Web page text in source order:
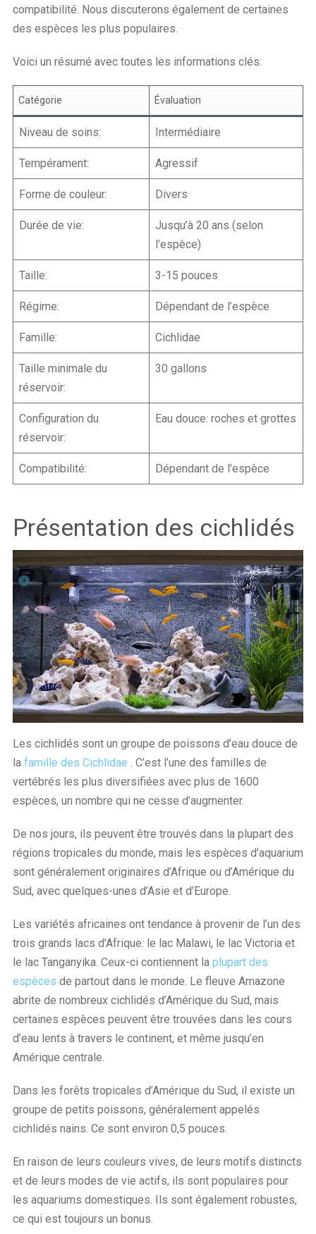
compatibilité. Nous discuterons également de certaines
des espèces les plus populaires.
Voici un résumé avec toutes les informations clés:
Catégorie Évaluation
Niveau de soins: Intermédiaire
Tempérament: Agressif
Forme de couleur: Divers
Durée de vie:
Jusqu’à 20 ans (selon
l’espèce)
Taille: 3-15 pouces
Régime: Dépendant de l’espèce
Famille: Cichlidae
Taille minimale du
réservoir:
30 gallons
Configuration du
réservoir:
Eau douce: roches et grottes
Compatibilité: Dépendant de l’espèce
Présentation des cichlidés
Les cichlidés sont un groupe de poissons d’eau douce de
la famille des Cichlidae . C’est l’une des familles de
vertébrés les plus diversifiées avec plus de 1600
espèces, un nombre qui ne cesse d’augmenter.
De nos jours, ils peuvent être trouvés dans la plupart des
régions tropicales du monde, mais les espèces d’aquarium
sont généralement originaires d’Afrique ou d’Amérique du
Sud, avec quelques-unes d’Asie et d’Europe.
Les variétés africaines ont tendance à provenir de l’un des
trois grands lacs d’Afrique: le lac Malawi, le lac Victoria et
le lac Tanganyika. Ceux-ci contiennent la plupart des
espèces de partout dans le monde. Le fleuve Amazone
abrite de nombreux cichlidés d’Amérique du Sud, mais
certaines espèces peuvent être trouvées dans les cours
d’eau lents à travers le continent, et même jusqu’en
Amérique centrale.
Dans les forêts tropicales d’Amérique du Sud, il existe un
groupe de petits poissons, généralement appelés
cichlidés nains. Ce sont environ 0,5 pouces.
En raison de leurs couleurs vives, de leurs motifs distincts
et de leurs modes de vie actifs, ils sont populaires pour
les aquariums domestiques. Ils sont également robustes,
ce qui est toujours un bonus.